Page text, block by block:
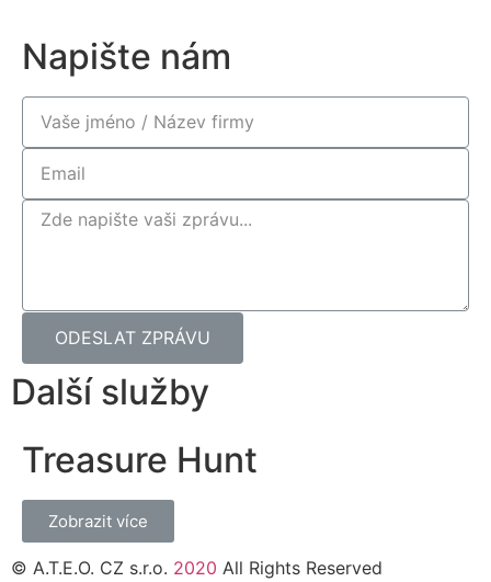
Napište nám
ODESLAT ZPRÁVU
Další služby
Treasure Hunt
Zobrazit více
© A.T.E.O. CZ s.r.o. 2020 All Rights Reserved